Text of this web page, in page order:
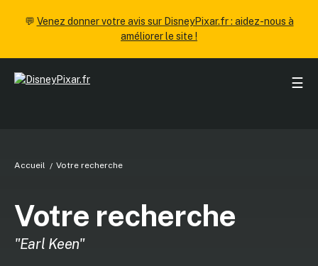
💬 Venez donner votre avis sur DisneyPixar.fr : aidez-nous à
améliorer le site !
☰
Accueil Votre recherche
Votre recherche
"Earl Keen"